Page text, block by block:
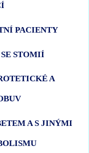
PACIENTY
STOMIÍ
A
A S JINÝMI